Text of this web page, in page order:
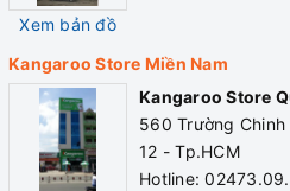
Xem bản đồ
Kangaroo Store Miền Nam
Kangaroo Store
560 Trường
12 - Tp.HCM
Hotline: